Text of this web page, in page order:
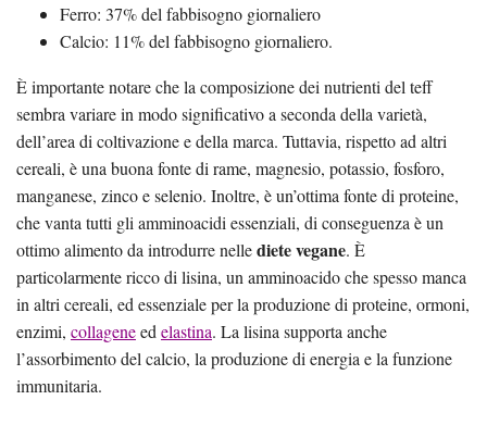
Ferro: 37% del fabbisogno giornaliero
Calcio: 11% del fabbisogno giornaliero.
È importante notare che la composizione dei nutrienti del teff
sembra variare in modo significativo a seconda della varietà,
dell’area di coltivazione e della marca. Tuttavia, rispetto ad altri
cereali, è una buona fonte di rame, magnesio, potassio, fosforo,
manganese, zinco e selenio. Inoltre, è un’ottima fonte di proteine,
che vanta tutti gli amminoacidi essenziali, di conseguenza è un
ottimo alimento da introdurre nellediete vegane. È
particolarmente ricco di lisina, un amminoacido che spesso manca
in altri cereali, ed essenziale per la produzione di proteine, ormoni,
enzimi, collageneed elastina. La lisina supporta anche
l’assorbimento del calcio, la produzione di energia e la funzione
immunitaria.